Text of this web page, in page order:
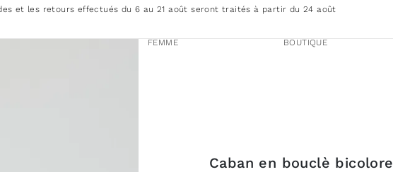
et les retours effectués du 6 au 21 août seront traités à partir du 24 août
FEMME
BOUTIQUE
Caban en bouclè bicolore